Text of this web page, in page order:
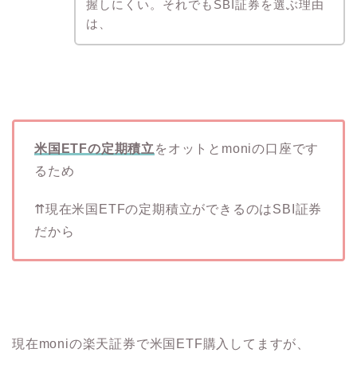
握しにくい。それでもSBI証券を選ぶ理由
は、
米国ETFの定期積立 をオットとmoniの口座です
るため
⇈現在米国ETFの定期積立ができるのはSBI証券
だから
現在moniの楽天証券で米国ETF購入してますが、